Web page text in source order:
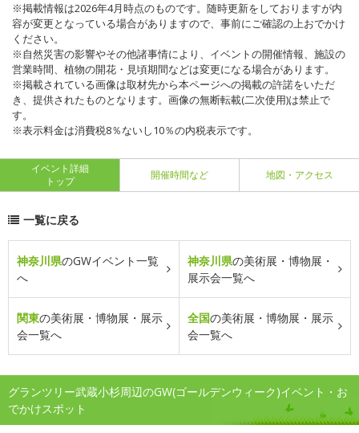
※掲載情報は2026年4月時点のものです。随時更新をしておりますが内
容が変更となっている場合がありますので、事前にご確認の上おでかけ
ください。
※自然災害の影響やその他諸事情により、イベントの開催情報、施設の
営業時間、植物の開花・見頃期間などは変更になる場合があります。
※掲載されている画像は取材先から本ページへの掲載の許諾をいただ
き、提供されたものとなります。画像の無断転載(二次使用)は禁止で
す。
※表示料金は消費税8％ないし10％の内税表示です。
イベント詳細
トップ
開催時間など 地図・アクセス
一覧に戻る
神奈川県のGWイベント一覧
へ
神奈川県の美術展・博物展・
展示会一覧へ
関東の美術展・博物展・展示
会一覧へ
全国の美術展・博物展・展示
会一覧へ
グランツリー武蔵小杉周辺のGW(ゴールデンウィーク)イベント・お
でかけスポット